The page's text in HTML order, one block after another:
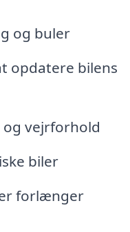
og buler
opdatere bilens
og vejrforhold
biler
forlænger